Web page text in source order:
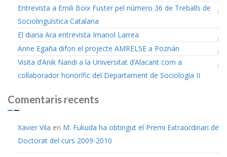
Entrevista a Emili Boix Fuster pel número 36 de Treballs de
Sociolingüística Catalana
El diaria Ara entrevista Imanol Larrea
Anne Egaña difon el projecte AMRELSE a Poznán
Visita d’Anik Nandi a la Universitat d’Alacant com a
col·laborador honorífic del Departament de Sociologia II
Comentaris recents
Xavier Vila en M. Fukuda ha obtingut el Premi Extraordinari de
Doctorat del curs 2009-2010